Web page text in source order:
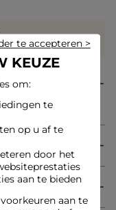
KEUZE
om:
te
op u af te
door het
aan te bieden
aan te
te accepteren >